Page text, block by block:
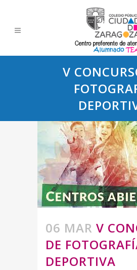
V
06 MAR V
DE
DEPORTIVA